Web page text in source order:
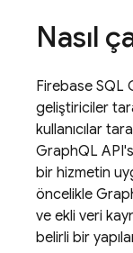
Nasıl
Firebase SQL
geliştiriciler
kullanıcılar
GraphQL
bir hizmetin
öncelikle
ve ekli veri
belirli bir